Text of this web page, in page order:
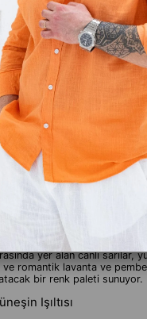
uyanan doğa,
moda dünyası da
Trendlerinde 2024 İlkbahar-
uyanışın tüm
olarak karşımıza çıkıyor.
ibaret değil, aynı zamanda
Renklerin dansı, kumaşların
dokunuşların enerjisi, her
sunuyor. İlkbaharın
buluşarak sokakları
moda tutkunlarını
yansıtan tarzın bir araya
tarzınızı özgürce ifade
dengesini bulmanın zamanı
ve Enerji
Giyim Kolleksiyonu,
adeta bir renk şölenine
yer alan canlı sarılar,
ve romantik lavanta ve
bir renk paleti sunuyor.
Işıltısı